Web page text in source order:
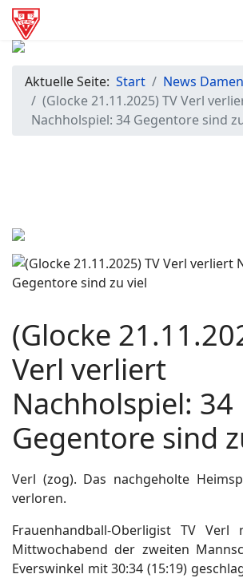
Aktuelle Seite: Start
News
(Glocke 21.11.2025) TV Verl
Nachholspiel: 34 Gegentore sind
(Glocke
Verl verliert
Nachholspiel: 34
Gegentore sind
Verl (zog). Das nachgeholte
verloren.
Frauenhandball-Oberligist TV
Mittwochabend der zweiten
Everswinkel mit 30:34 (15:19)